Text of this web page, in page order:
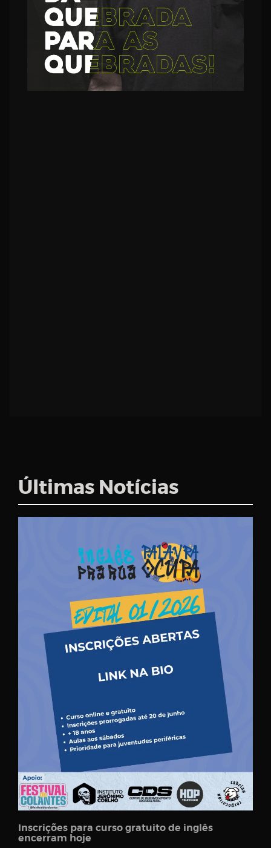
Últimas Notícias
Inscrições para curso gratuito de inglês
encerram hoje